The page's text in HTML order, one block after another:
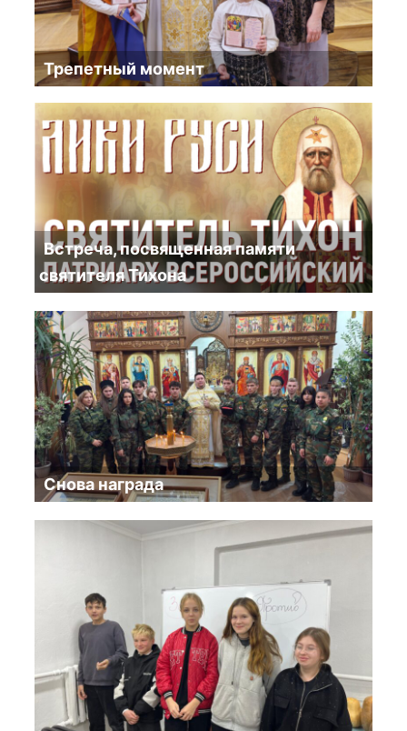
Трепетный момент
Встреча, посвященная памяти
святителя Тихона
Снова награда